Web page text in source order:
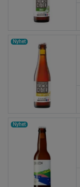
Nyhet
Nyhet